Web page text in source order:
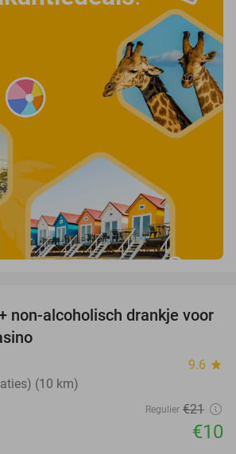
52%
non-alcoholisch drankje voor
9.6 star
(10 km)
Regulier €21
€10